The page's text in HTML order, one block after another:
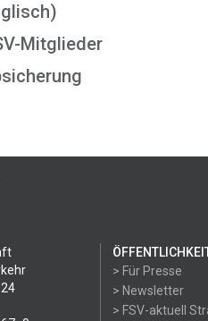
Mitglieder
> Für Presse
> Newsletter
> FSV-aktuell